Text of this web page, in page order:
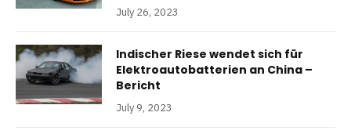
July 26, 2023
Indischer Riese wendet sich für
Elektroautobatterien an China –
Bericht
July 9, 2023